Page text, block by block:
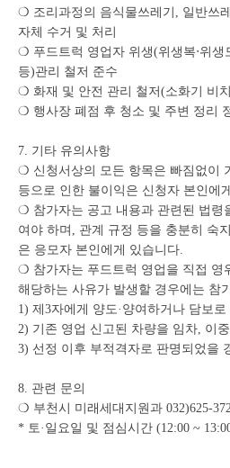
❍ 조리과정의 음식물쓰레기, 일반쓰
자체 수거 및 처리
❍ 푸드트럭 영업자 위생(위생복‧위생
등)관리 철저 준수
❍ 화재 및 안전 관리 철저(소화기 비
❍ 행사장 폐점 후 청소 및 주변 정리
7. 기타 유의사항
❍ 신청서상의 모든 항목은 빠짐없이
등으로 인한 불이익은 신청자 본인에
❍ 참가자는 공고 내용과 관련된 법령
여야 하며, 관계 규정 등을 충분히 숙
은 응모자 본인에게 있습니다.
❍ 참가자는 푸드트럭 영업을 직접 영
해당하는 사유가 발생할 경우에는 참
1) 제3자에게 양도·양여하거나 담보로
2) 기존 영업 신고된 차량을 임차, 이
3) 선정 이후 부적격자로 판명되었을
8. 관련 문의
❍ 부천시 미래세대지원과 032)625-
* 토·일요일 및 점심시간 (12:00 ~